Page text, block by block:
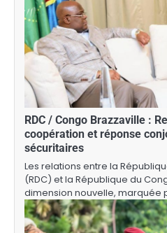
RDC / Congo Brazzaville :
coopération et réponse
sécuritaires
Les relations entre la
(RDC) et la République du
dimension nouvelle, marquée